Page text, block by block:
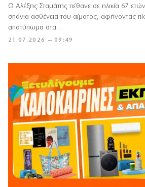
21.07.2026 — 09:49
Ο Αλέξης Σταμάτης πέθανε σε ηλικία 67
σπάνια ασθένεια του αίματος, αφήνοντας
αποτύπωμα στα…